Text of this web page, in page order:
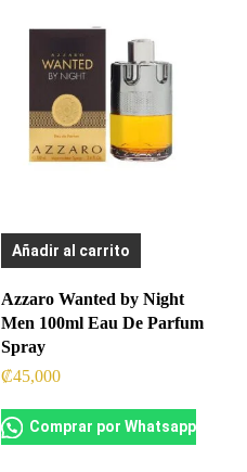
Añadir al carrito
Azzaro Wanted by Night
Men 100ml Eau De Parfum
Spray
₡45,000
Comprar por Whatsapp